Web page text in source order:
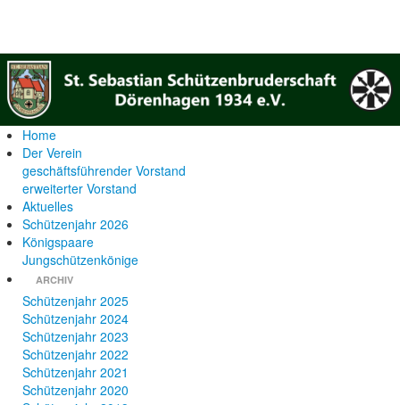
Home
Der Verein
geschäftsführender Vorstand
erweiterter Vorstand
Aktuelles
Schützenjahr 2026
Königspaare
Jungschützenkönige
ARCHIV
Schützenjahr 2025
Schützenjahr 2024
Schützenjahr 2023
Schützenjahr 2022
Schützenjahr 2021
Schützenjahr 2020